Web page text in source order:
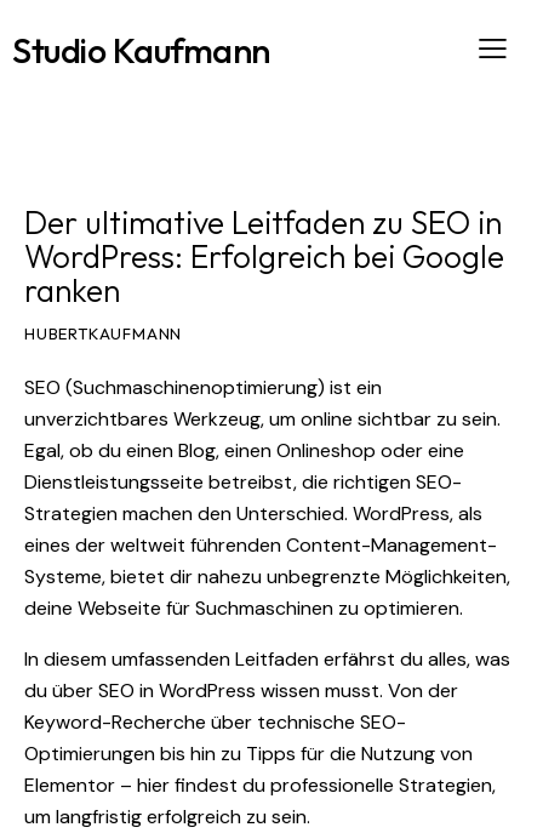
Studio Kaufmann
Der ultimative Leitfaden zu SEO in
WordPress: Erfolgreich bei Google
ranken
HUBERTKAUFMANN
SEO (Suchmaschinenoptimierung) ist ein
unverzichtbares Werkzeug, um online sichtbar zu sein.
Egal, ob du einen Blog, einen Onlineshop oder eine
Dienstleistungsseite betreibst, die richtigen SEO-
Strategien machen den Unterschied. WordPress, als
eines der weltweit führenden Content-Management-
Systeme, bietet dir nahezu unbegrenzte Möglichkeiten,
deine Webseite für Suchmaschinen zu optimieren.
In diesem umfassenden Leitfaden erfährst du alles, was
du über SEO in WordPress wissen musst. Von der
Keyword-Recherche über technische SEO-
Optimierungen bis hin zu Tipps für die Nutzung von
Elementor – hier findest du professionelle Strategien,
um langfristig erfolgreich zu sein.